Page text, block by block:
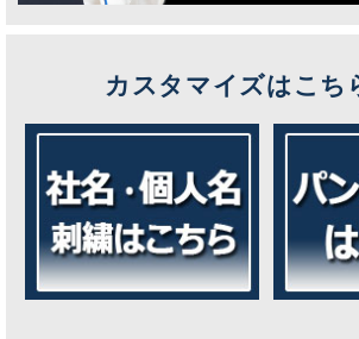
カスタマイズはこち